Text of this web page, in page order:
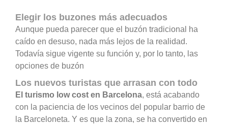
Elegir los buzones más adecuados
Aunque pueda parecer que el buzón tradicional ha
caído en desuso, nada más lejos de la realidad.
Todavía sigue vigente su función y, por lo tanto, las
opciones de buzón
Los nuevos turistas que arrasan con todo
El turismo low cost en Barcelona, está acabando
con la paciencia de los vecinos del popular barrio de
la Barceloneta. Y es que la zona, se ha convertido en